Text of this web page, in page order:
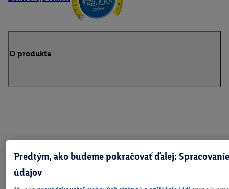
O produkte
Predtým, ako budeme pokračovať ďalej:
údajov